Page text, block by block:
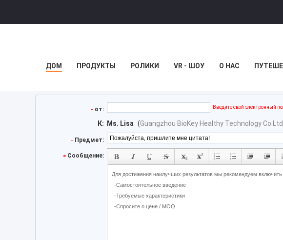
ДОМ ПРОДУКТЫ РОЛИКИ VR - ШОУ О НАС
от: Введите свой электронный
К: Ms. Lisa (Guangzhou BioKey Healthy Technology Co.Ltd
Предмет:
Сообщение: